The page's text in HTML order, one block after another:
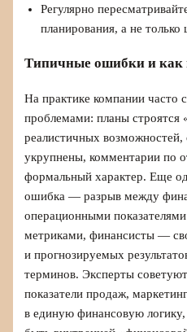
Регулярно
планирования, а не
Типичные ошибки и как
На практике компании часто
проблемами: планы строятся
реалистичных
укрупнены, комментарии по
формальный характер. Еще
ошибка — разрыв между
операционными
метриками, финансисты —
и прогнозируемых
терминов. Эксперты
показатели продаж,
в единую финансовую логику,